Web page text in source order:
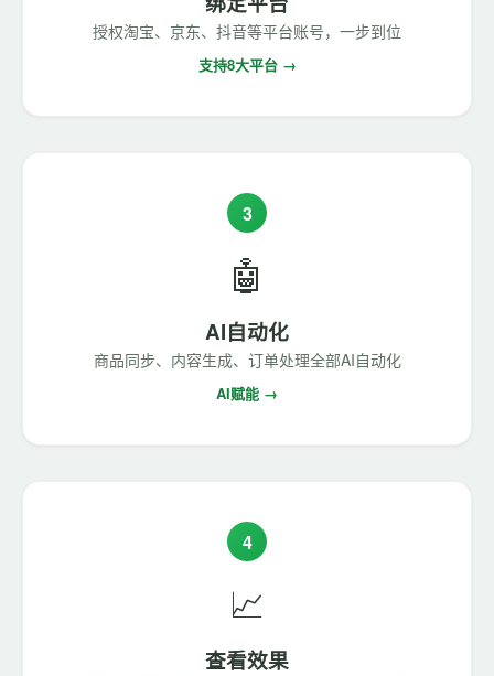
授权淘宝、京东、抖音等平台账号，一步到位
支持8大平台 →
3
🤖
AI自动化
商品同步、内容生成、订单处理全部AI自动化
AI赋能 →
4
📈
查看效果